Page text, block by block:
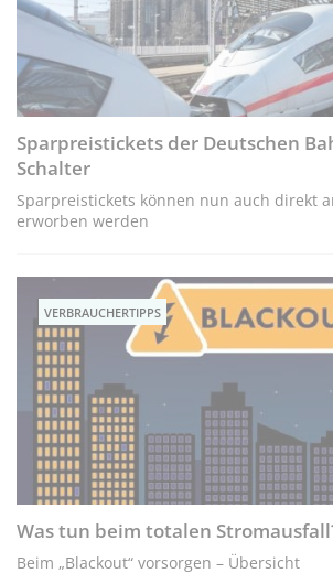
Sparpreistickets der Deutschen
Schalter
Sparpreistickets können nun auch direkt
erworben werden
VERBRAUCHERTIPPS
Was tun beim totalen
Beim „Blackout“ vorsorgen – Übersicht